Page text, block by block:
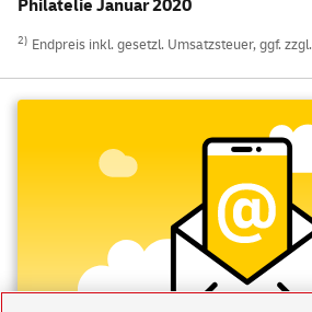
Philatelie Januar 2020
2) Endpreis inkl. gesetzl. Umsatzsteuer, ggf. zzgl.